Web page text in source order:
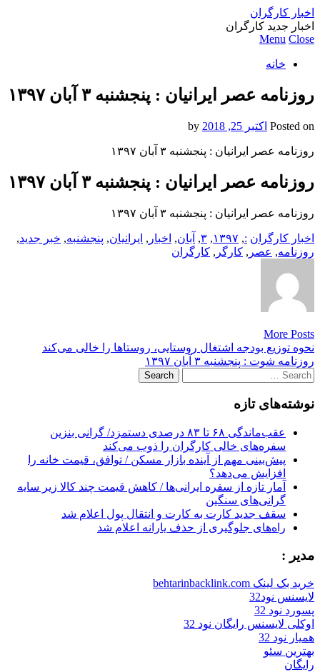
اخبار کارگران
اخبار جدید کارگران
Menu Close
خانه
روزنامه عصر ایرانیان : پنجشنبه ۳ آبان ۱۳۹۷
Posted on اکتبر 25, 2018
روزنامه عصر ایرانیان : پنجشنبه ۳ آبان ۱۳۹۷
روزنامه عصر ایرانیان : پنجشنبه ۳ آبان ۱۳۹۷
روزنامه عصر ایرانیان : پنجشنبه ۳ آبان ۱۳۹۷
اخبار کارگران :
, ۱۳۹۷, ۳, آبان, اخبار , ایرانیان, پنجشنبه, خبر جدید,
روزنامه, عصر , کارگر , کارگران
More Posts
Post
navigation
نحوه توزیع بودجه اشتغال روستایی، روستاها را خالی می‌کند
روزنامه شوت : پنجشنبه ۳ آبان ۱۳۹۷
Search
for:
نوشته‌های تازه
عقب‌ماندگی ۶۸ تا ۸۳ درصدی دستمزد/ گرانی بنزین
سفره‌های خالی کارگران را ذوب می‌کند
پیش‌بینی مهم از آینده بازار مسکن / توافق، قیمت خانه را
افزایش می‌دهد؟
آمار تازه از سفره ایرانی‌ها / کاهش قیمت چند کالا زیر سایه
گرانی‌های سنگین
سقف جدید کارت به کارت و انتقال پول اعلام شد
راه‌های جلوگیری از حذف یارانه اعلام شد
مدیر :
خرید بک لینک behtarinbacklink.com
لایسنس نود32
پسورد نود 32
اوکلی لایسنس رایگان نود 32
همیار نود 32
بهترین سئو
رایگان